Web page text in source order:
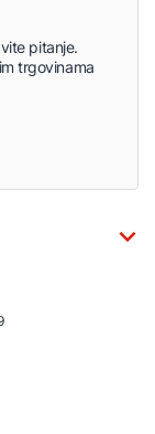
pitanje.
trgovinama